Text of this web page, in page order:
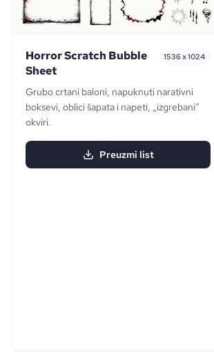
Horror Scratch Bubble
Sheet
1536 x 1024
Grubo crtani baloni, napuknuti narativni
boksevi, oblici šapata i napeti, „izgrebani“
okviri.
Preuzmi list